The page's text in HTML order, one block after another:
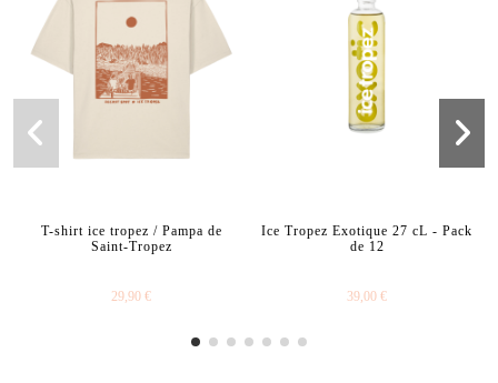
T-shirt ice tropez / Pampa de
Saint-Tropez
29,90 €
Ice Tropez Exotique 27 cL - Pack
de 12
39,00 €